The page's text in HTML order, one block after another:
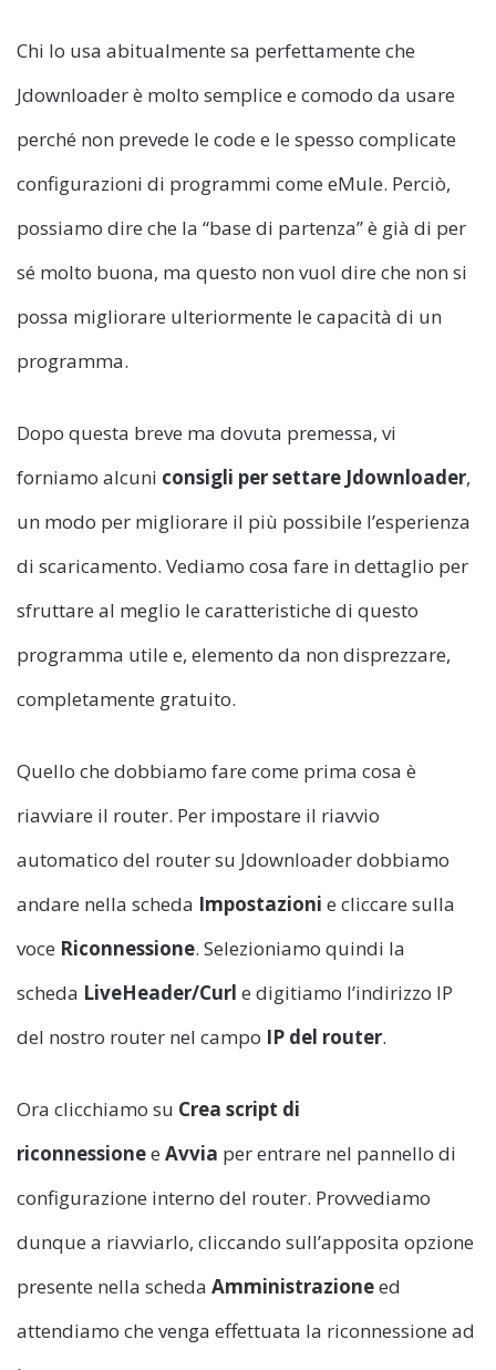
Chi lo usa abitualmente sa perfettamente che
Jdownloader è molto semplice e comodo da usare
perché non prevede le code e le spesso complicate
configurazioni di programmi come eMule. Perciò,
possiamo dire che la “base di partenza” è già di per
sé molto buona, ma questo non vuol dire che non si
possa migliorare ulteriormente le capacità di un
programma.
Dopo questa breve ma dovuta premessa, vi
forniamo alcuni consigli per settare Jdownloader,
un modo per migliorare il più possibile l’esperienza
di scaricamento. Vediamo cosa fare in dettaglio per
sfruttare al meglio le caratteristiche di questo
programma utile e, elemento da non disprezzare,
completamente gratuito.
Quello che dobbiamo fare come prima cosa è
riavviare il router. Per impostare il riavvio
automatico del router su Jdownloader dobbiamo
andare nella scheda Impostazioni e cliccare sulla
voce Riconnessione. Selezioniamo quindi la
scheda LiveHeader/Curl e digitiamo l’indirizzo IP
del nostro router nel campo IP del router.
Ora clicchiamo su Crea script di
riconnessionee Avvia per entrare nel pannello di
configurazione interno del router. Provvediamo
dunque a riavviarlo, cliccando sull’apposita opzione
presente nella scheda Amministrazioneed
attendiamo che venga effettuata la riconnessione ad